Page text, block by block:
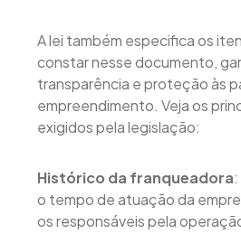
A lei também especifica os
constar nesse documento,
transparência e proteção às
empreendimento. Veja os
exigidos pela legislação:
Histórico da franqueadora
o tempo de atuação da
os responsáveis pela